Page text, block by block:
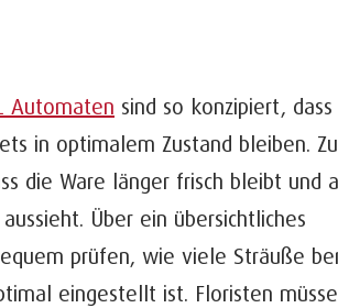
Automaten sind so konzipiert, dass
in optimalem Zustand bleiben.
die Ware länger frisch bleibt und
Über ein übersichtliches
prüfen, wie viele Sträuße
eingestellt ist. Floristen